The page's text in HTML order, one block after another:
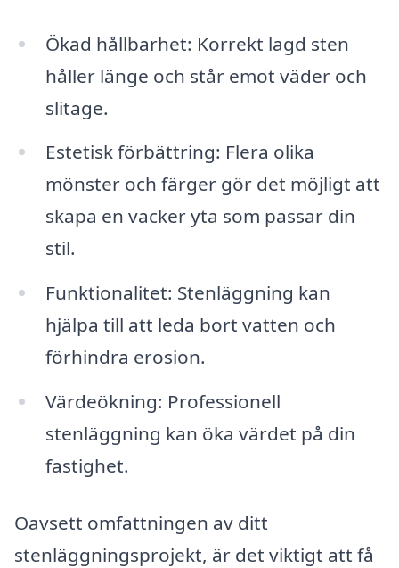
Ökad hållbarhet: Korrekt lagd sten
håller länge och står emot väder och
slitage.
Estetisk förbättring: Flera olika
mönster och färger gör det möjligt att
skapa en vacker yta som passar din
stil.
Funktionalitet: Stenläggning kan
hjälpa till att leda bort vatten och
förhindra erosion.
Värdeökning: Professionell
stenläggning kan öka värdet på din
fastighet.
Oavsett omfattningen av ditt
stenläggningsprojekt, är det viktigt att få